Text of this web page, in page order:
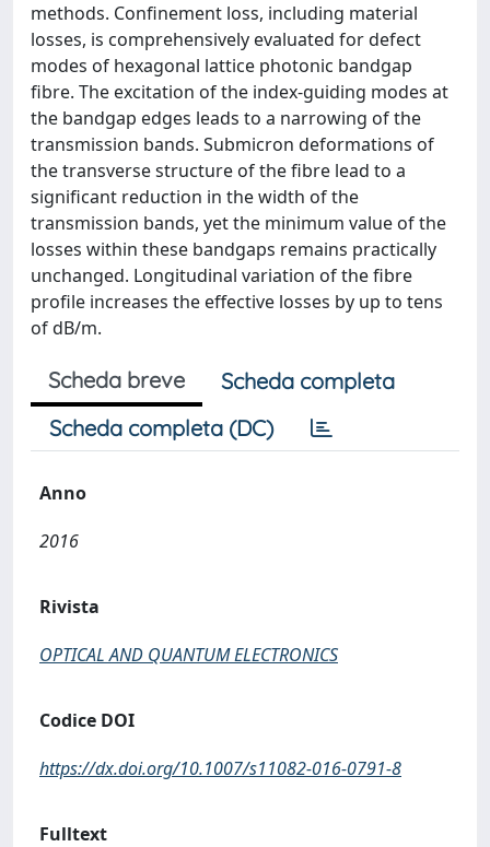
methods. Confinement loss, including material
losses, is comprehensively evaluated for defect
modes of hexagonal lattice photonic bandgap
fibre. The excitation of the index-guiding modes at
the bandgap edges leads to a narrowing of the
transmission bands. Submicron deformations of
the transverse structure of the fibre lead to a
significant reduction in the width of the
transmission bands, yet the minimum value of the
losses within these bandgaps remains practically
unchanged. Longitudinal variation of the fibre
profile increases the effective losses by up to tens
of dB/m.
Scheda breve
Scheda completa
Scheda completa (DC)
Anno
2016
Rivista
OPTICAL AND QUANTUM ELECTRONICS
Codice DOI
https://dx.doi.org/10.1007/s11082-016-0791-8
Fulltext